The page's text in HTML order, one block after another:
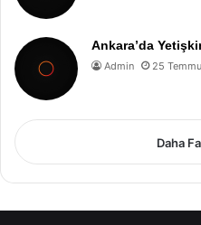
Ankara’da
Admin 25
Daha